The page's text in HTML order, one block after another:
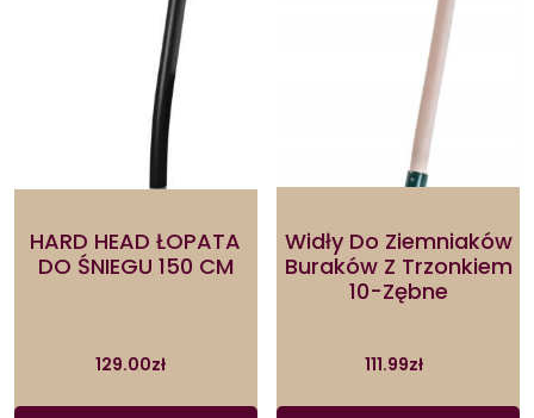
HARD HEAD ŁOPATA
DO ŚNIEGU 150 CM
129.00zł
Widły Do Ziemniaków
Buraków Z Trzonkiem
10-Zębne
111.99zł